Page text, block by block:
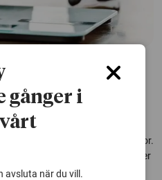
cancerrisken
har tidigare kunnat kopplas till
död, främst hos kvinnor.
varför risken minskar – och tyder
kan spela en avgörande
gånger i
avsluta när du vill.